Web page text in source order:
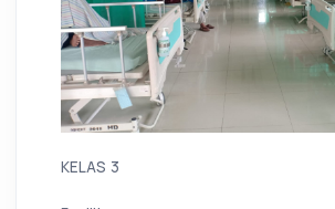
KELAS 3